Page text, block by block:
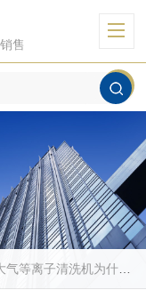
售
子清洗机为什么不放电？查查匹配器！